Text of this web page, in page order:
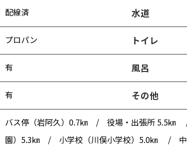
配線済 水道
プロパン トイレ
有 風呂
有 その他
バス停（岩阿久）0.7㎞ / 役場・出張所 5.5㎞
園）5.3㎞ / 小学校（川俣小学校）5.0㎞ /